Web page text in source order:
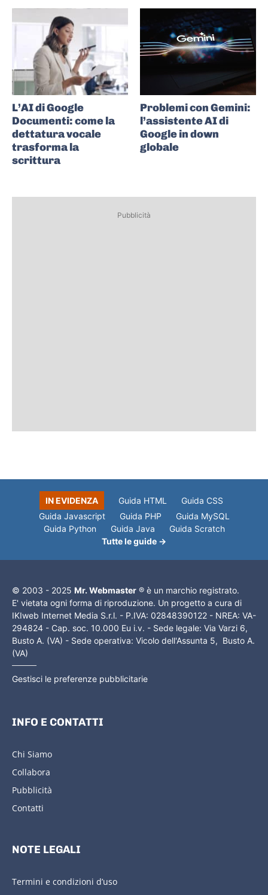
L’AI di Google
Documenti: come la
dettatura vocale
trasforma la
scrittura
Problemi con Gemini:
l’assistente AI di
Google in down
globale
Pubblicità
IN EVIDENZA Guida HTML
Guida CSS
Guida Javascript
Guida PHP
Guida MySQL
Guida Python
Guida Java
Guida Scratch
Tutte le guide →
© 2003 - 2025 Mr. Webmaster ® è un marchio registrato.
E' vietata ogni forma di riproduzione. Un progetto a cura di
IKIweb Internet Media S.r.l. - P.IVA: 02848390122 - NREA: VA-
294824 - Cap. soc. 10.000 Eu i.v. - Sede legale: Via Varzi 6,
Busto A. (VA) - Sede operativa: Vicolo dell'Assunta 5, Busto A.
(VA)
Gestisci le preferenze pubblicitarie
INFO E CONTATTI
Chi Siamo
Collabora
Pubblicità
Contatti
NOTE LEGALI
Termini e condizioni d’uso